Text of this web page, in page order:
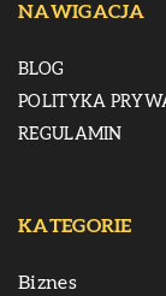
NAWIGACJA
BLOG
POLITYKA
REGULAMIN
KATEGORIE
Biznes